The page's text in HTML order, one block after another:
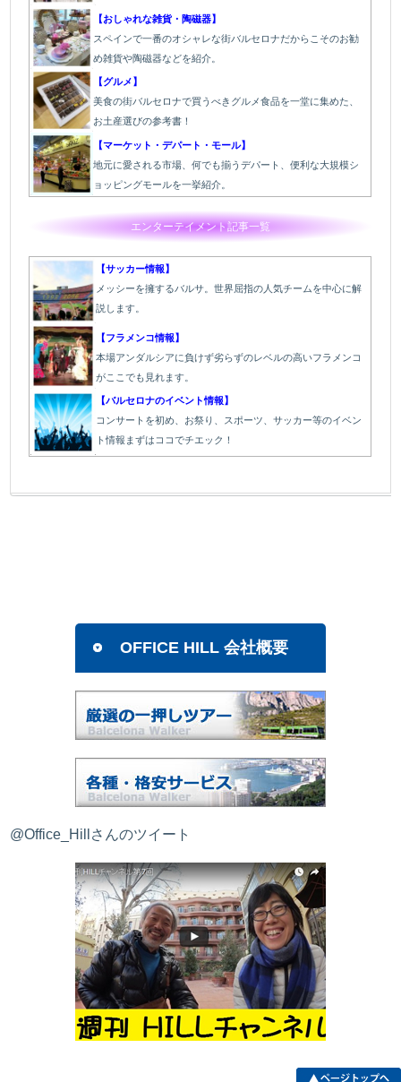
【おしゃれな雑貨・陶磁器】
スペインで一番のオシャレな街バルセロナだからこそのお勧
め雑貨や陶磁器などを紹介。
【グルメ】
美食の街バルセロナで買うべきグルメ食品を一堂に集めた、
お土産選びの参考書！
【マーケット・デパート・モール】
地元に愛される市場、何でも揃うデパート、便利な大規模シ
ョッピングモールを一挙紹介。
エンターテイメント記事一覧
【サッカー情報】
メッシーを擁するバルサ。世界屈指の人気チームを中心に解
説します。
【フラメンコ情報】
本場アンダルシアに負けず劣らずのレベルの高いフラメンコ
がここでも見れます。
【バルセロナのイベント情報】
コンサートを初め、お祭り、スポーツ、サッカー等のイベン
ト情報まずはココでチエック！
OFFICE HILL 会社概要
@Office_Hillさんのツイート